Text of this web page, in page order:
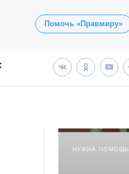
Помочь «Правмиру»
НУЖНА ПОМОЩЬ